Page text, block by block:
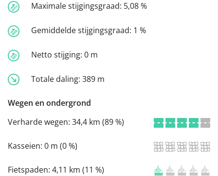
Maximale stijgingsgraad: 5,08 %
Gemiddelde stijgingsgraad: 1 %
Netto stijging: 0 m
Totale daling: 389 m
Wegen en ondergrond
Verharde wegen: 34,4 km (89 %)
Kasseien: 0 m (0 %)
Fietspaden: 4,11 km (11 %)